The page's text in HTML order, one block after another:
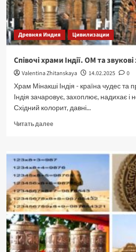
Древняя Индия Цивилизации
Співочі храми Індії. ОМ та звукові
Valentina Zhitanskaya 14.02.2025
0
Храм Мінакші Індія - країна чудес та
Індія зачаровує, захоплює, надихає і
Східний колорит, давні...
Читать далееПрочитать
храми
Індії.
ОМ
та
звукові
хвилі.